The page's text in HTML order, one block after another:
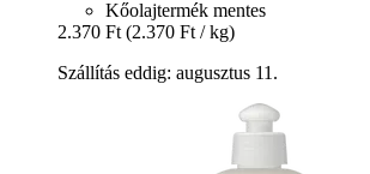
Kőolajtermék mentes
2.370 Ft (2.370 Ft / kg)
Szállítás eddig: augusztus 11.